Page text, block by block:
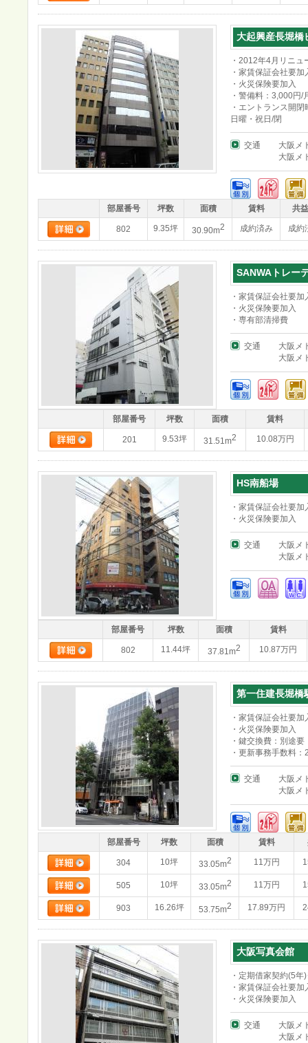
大起興産長堀橋
・2012年4月リニュ
・家賃保証会社要加
・火災保険要加入
・警備料：3,000円/
・エントランス開
日曜・祝日/閉
交通
大阪メ
大阪メ
部屋番号 坪数 面積 賃料 共
802 9.35坪 30.90m2 成約済み 成約
SANWAトレー
・家賃保証会社要加
・火災保険要加入
・専有部清掃費
交通
大阪メ
大阪メ
部屋番号 坪数 面積 賃料
201 9.53坪 31.51m2 10.08万円
HS南船場
・家賃保証会社要加
・火災保険要加入
交通
大阪メ
大阪メ
部屋番号 坪数 面積 賃料
802 11.44坪 37.81m2 10.87万円
第一住建長堀橋
・家賃保証会社要加
・火災保険要加入
・鍵交換費：別途要
・更新事務手数料
交通
大阪メ
大阪メ
部屋番号 坪数 面積 賃料
304 10坪 33.05m2 11万円
505 10坪 33.05m2 11万円
903 16.26坪 53.75m2 17.89万円
大阪写真会館
・定期借家契約(5
・家賃保証会社要加
・火災保険要加入
交通
大阪メ
大阪メ